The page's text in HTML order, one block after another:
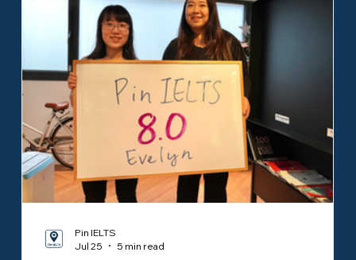
Pin IELTS
Jul 25
5 min read